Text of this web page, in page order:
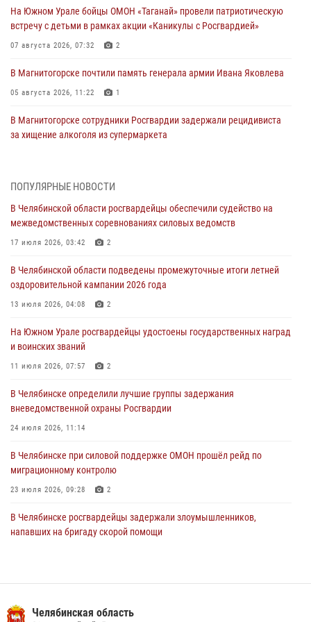
На Южном Урале бойцы ОМОН «Таганай» провели патриотическую
встречу с детьми в рамках акции «Каникулы с Росгвардией»
07 августа 2026, 07:32 2
В Магнитогорске почтили память генерала армии Ивана Яковлева
05 августа 2026, 11:22 1
В Магнитогорске сотрудники Росгвардии задержали рецидивиста
за хищение алкоголя из супермаркета
На Южном Урале спецназ Росгвардии провел военно-полевые
Росгвардейцы задержали трёх магазинных воров в Челябинске
На Южном Урале сотрудники Росгвардии задержали
подозреваемого в совершении убийства
В Челябинской области росгвардейцами по горячим следам
задержан подозреваемый в грабеже
ПОПУЛЯРНЫЕ НОВОСТИ
В Челябинской области росгвардейцы обеспечили судейство на
межведомственных соревнованиях силовых ведомств
17 июля 2026, 03:42 2
В Челябинской области подведены промежуточные итоги летней
оздоровительной кампании 2026 года
13 июля 2026, 04:08 2
На Южном Урале росгвардейцы удостоены государственных наград
и воинских званий
11 июля 2026, 07:57 2
В Челябинске определили лучшие группы задержания
вневедомственной охраны Росгвардии
24 июля 2026, 11:14
В Челябинске при силовой поддержке ОМОН прошёл рейд по
миграционному контролю
23 июля 2026, 09:28 2
В Челябинске росгвардейцы задержали злоумышленников,
напавших на бригаду скорой помощи
13 июля 2026, 03:02 5
Челябинская область